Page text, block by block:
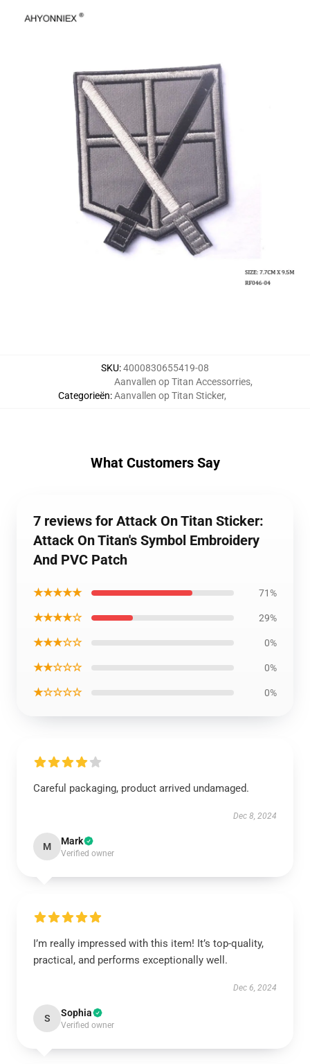
SKU:4000830655419-08
Categorieën:
Aanvallen op Titan Accessorries,
Aanvallen op Titan Sticker,
What Customers Say
7 reviews for Attack On Titan Sticker:
Attack On Titan's Symbol Embroidery
And PVC Patch
★★★★★ 71%
★★★★☆ 29%
★★★☆☆ 0%
★★☆☆☆ 0%
★☆☆☆☆ 0%
Careful packaging, product arrived undamaged.
Dec 8, 2024
M Mark
Verified owner
I’m really impressed with this item! It’s top-quality,
practical, and performs exceptionally well.
Dec 6, 2024
S Sophia
Verified owner